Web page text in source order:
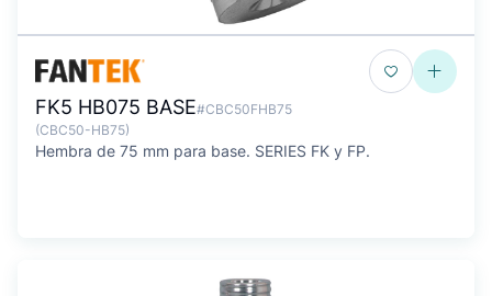
FK5 HB075 BASE#CBC50FHB75
(CBC50-HB75)
Hembra de 75 mm para base. SERIES FK y FP.